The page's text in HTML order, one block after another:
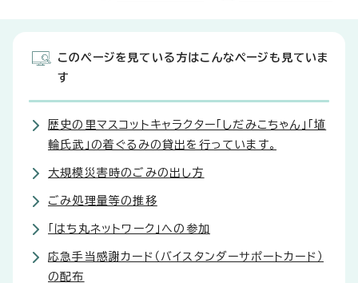
このページを見ている方はこんなページも見ていま
す
歴史の里マスコットキャラクター「しだみこちゃん」「埴
輪氏武」の着ぐるみの貸出を行っています。
大規模災害時のごみの出し方
ごみ処理量等の推移
「はち丸ネットワーク」への参加
応急手当感謝カード（バイスタンダーサポートカード）
の配布